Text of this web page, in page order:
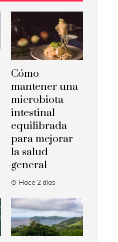
Cómo
mantener una
microbiota
intestinal
equilibrada
para mejorar
la salud
general
Hace 2 días